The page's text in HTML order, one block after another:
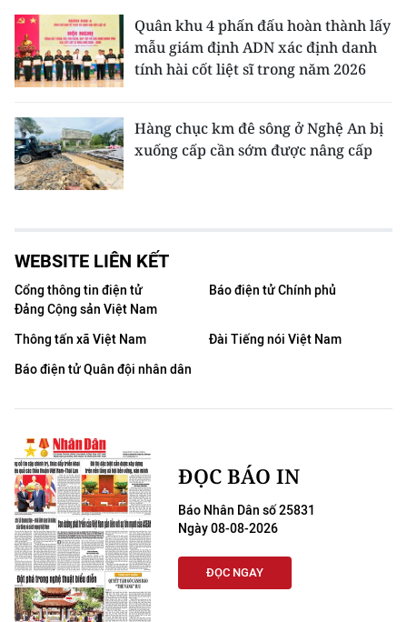
Quân khu 4 phấn đấu hoàn thành lấy
mẫu giám định ADN xác định danh
tính hài cốt liệt sĩ trong năm 2026
Hàng chục km đê sông ở Nghệ An bị
xuống cấp cần sớm được nâng cấp
WEBSITE LIÊN KẾT
Cổng thông tin điện tử
Đảng Cộng sản Việt Nam
Báo điện tử Chính phủ
Thông tấn xã Việt Nam
Đài Tiếng nói Việt Nam
Báo điện tử Quân đội nhân dân
ĐỌC BÁO IN
Báo Nhân Dân số 25831
Ngày 08-08-2026
ĐỌC NGAY